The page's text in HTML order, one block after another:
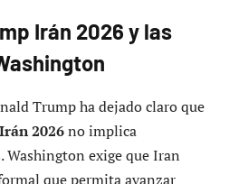
Irán 2026 y las
Trump ha dejado claro que
2026no implica
Washington exige que Iran
que permita avanzar